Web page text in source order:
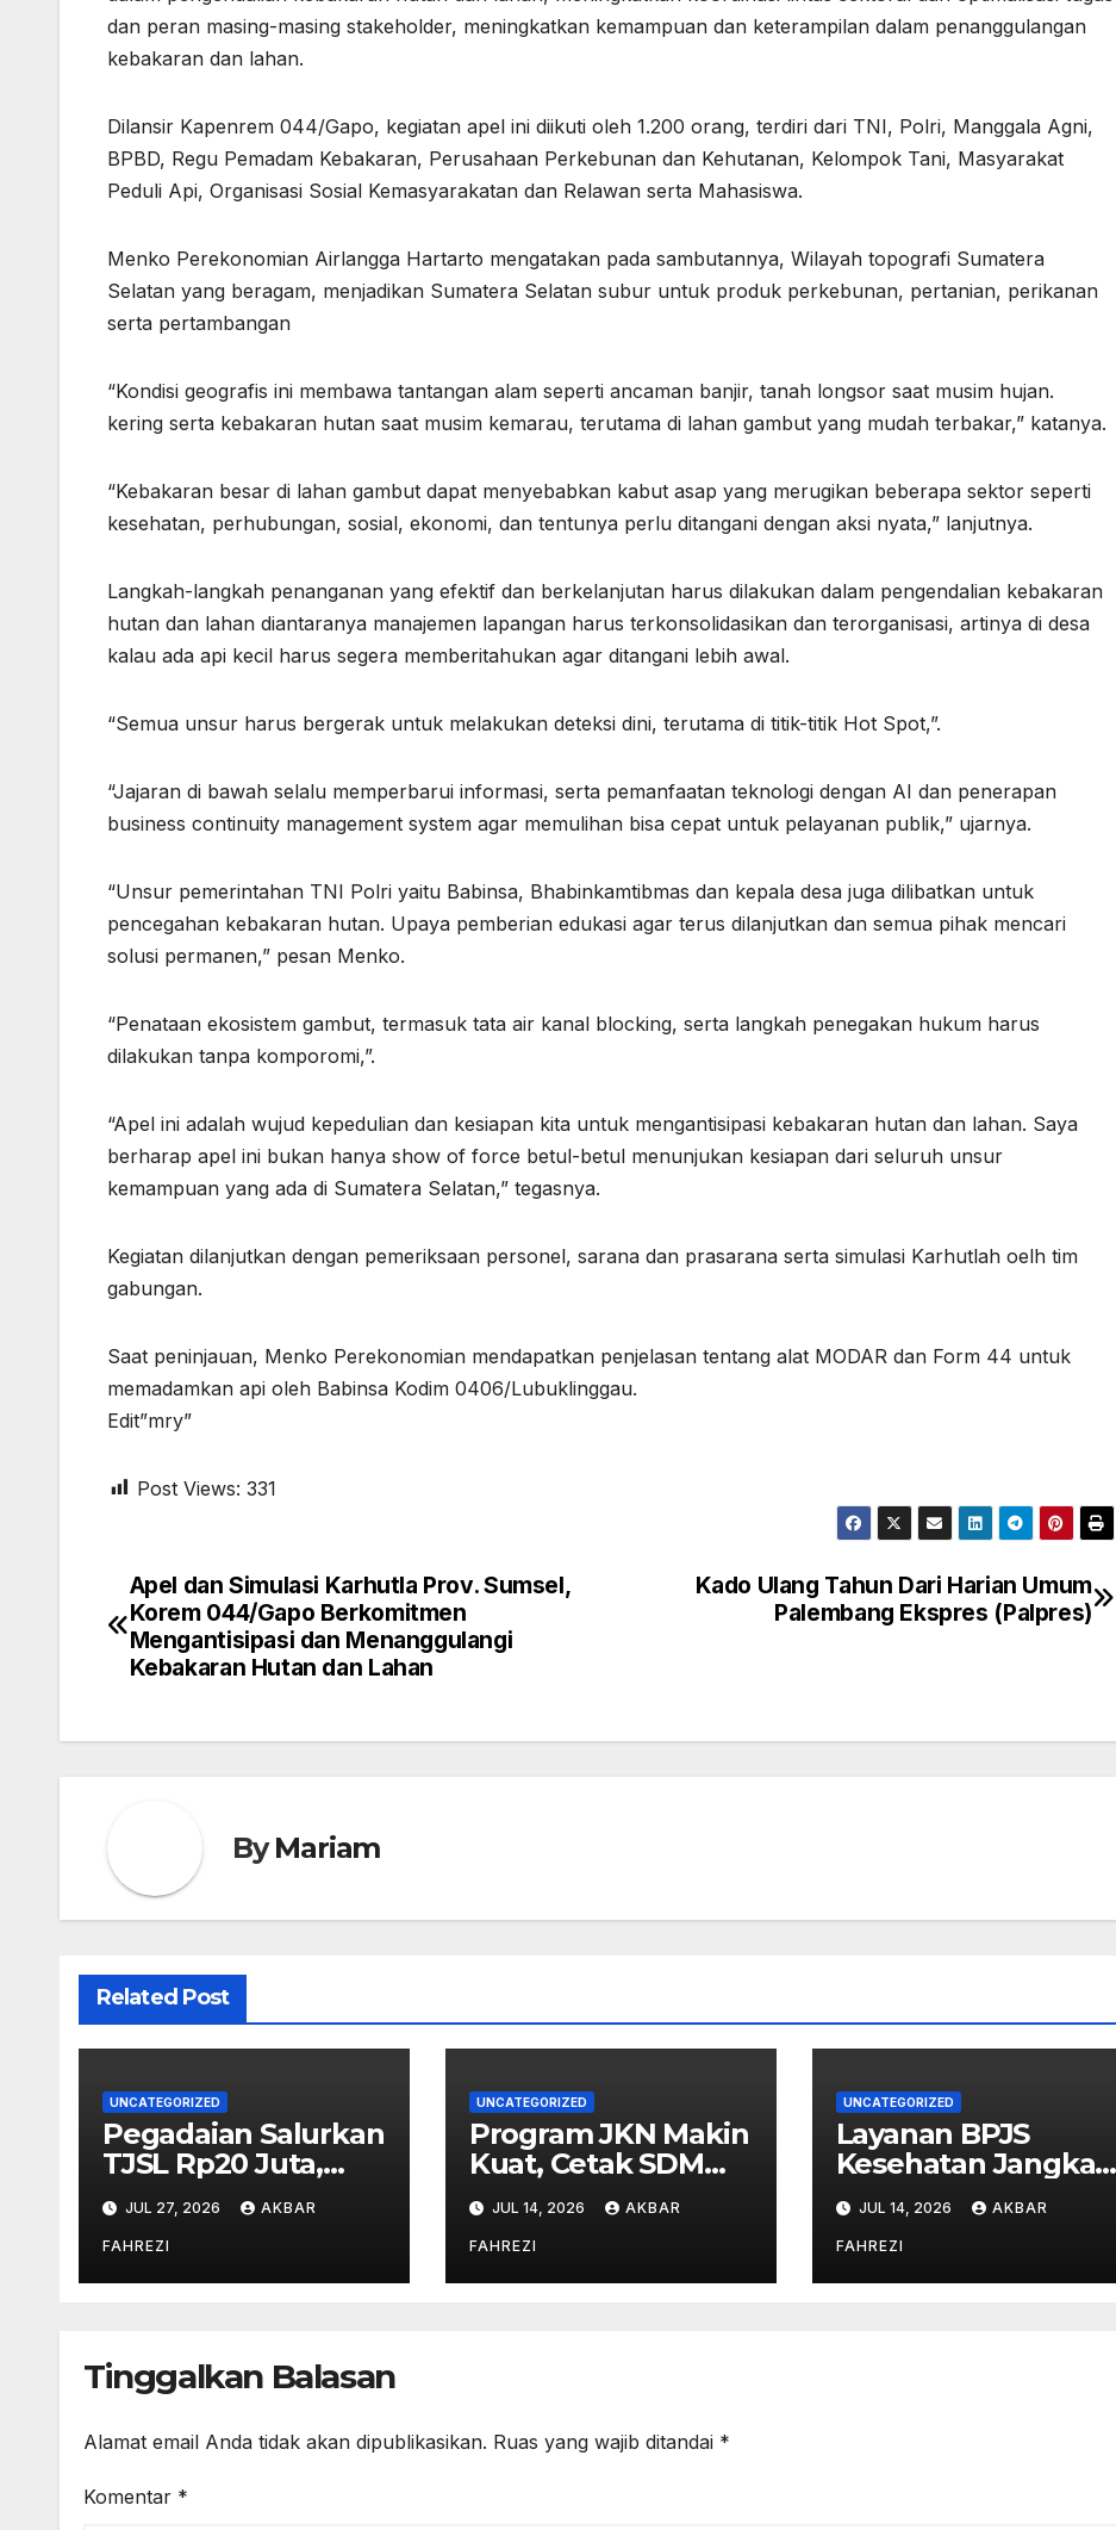
dan peran masing-masing stakeholder, meningkatkan kemampuan dan keterampilan dalam penanggulangan
kebakaran dan lahan.
Dilansir Kapenrem 044/Gapo, kegiatan apel ini diikuti oleh 1.200 orang, terdiri dari TNI, Polri, Manggala Agni,
BPBD, Regu Pemadam Kebakaran, Perusahaan Perkebunan dan Kehutanan, Kelompok Tani, Masyarakat
Peduli Api, Organisasi Sosial Kemasyarakatan dan Relawan serta Mahasiswa.
Menko Perekonomian Airlangga Hartarto mengatakan pada sambutannya, Wilayah topografi Sumatera
Selatan yang beragam, menjadikan Sumatera Selatan subur untuk produk perkebunan, pertanian, perikanan
serta pertambangan
“Kondisi geografis ini membawa tantangan alam seperti ancaman banjir, tanah longsor saat musim hujan.
kering serta kebakaran hutan saat musim kemarau, terutama di lahan gambut yang mudah terbakar,” katanya.
“Kebakaran besar di lahan gambut dapat menyebabkan kabut asap yang merugikan beberapa sektor seperti
kesehatan, perhubungan, sosial, ekonomi, dan tentunya perlu ditangani dengan aksi nyata,” lanjutnya.
Langkah-langkah penanganan yang efektif dan berkelanjutan harus dilakukan dalam pengendalian kebakaran
hutan dan lahan diantaranya manajemen lapangan harus terkonsolidasikan dan terorganisasi, artinya di desa
kalau ada api kecil harus segera memberitahukan agar ditangani lebih awal.
“Semua unsur harus bergerak untuk melakukan deteksi dini, terutama di titik-titik Hot Spot,”.
“Jajaran di bawah selalu memperbarui informasi, serta pemanfaatan teknologi dengan AI dan penerapan
business continuity management system agar memulihan bisa cepat untuk pelayanan publik,” ujarnya.
“Unsur pemerintahan TNI Polri yaitu Babinsa, Bhabinkamtibmas dan kepala desa juga dilibatkan untuk
pencegahan kebakaran hutan. Upaya pemberian edukasi agar terus dilanjutkan dan semua pihak mencari
solusi permanen,” pesan Menko.
“Penataan ekosistem gambut, termasuk tata air kanal blocking, serta langkah penegakan hukum harus
dilakukan tanpa komporomi,”.
“Apel ini adalah wujud kepedulian dan kesiapan kita untuk mengantisipasi kebakaran hutan dan lahan. Saya
berharap apel ini bukan hanya show of force betul-betul menunjukan kesiapan dari seluruh unsur
kemampuan yang ada di Sumatera Selatan,” tegasnya.
Kegiatan dilanjutkan dengan pemeriksaan personel, sarana dan prasarana serta simulasi Karhutlah oelh tim
gabungan.
Saat peninjauan, Menko Perekonomian mendapatkan penjelasan tentang alat MODAR dan Form 44 untuk
memadamkan api oleh Babinsa Kodim 0406/Lubuklinggau.
Edit”mry”
Post Views: 331
Navigasi
pos
Kado Ulang Tahun Dari Harian Umum
Palembang Ekspres (Palpres)
Apel dan Simulasi Karhutla Prov. Sumsel,
Korem 044/Gapo Berkomitmen
Mengantisipasi dan Menanggulangi
Kebakaran Hutan dan Lahan
ByMariam
Related Post
UNCATEGORIZED
Pegadaian Salurkan
TJSL Rp20 Juta,
Cetak Kader
Lingkungan dan
Bank Sampah
Percontohan di
JUL 27, 2026 AKBAR
FAHREZI
UNCATEGORIZED
Program JKN Makin
Kuat, Cetak SDM
Sehat untuk
Indonesia Hebat
JUL 14, 2026 AKBAR
FAHREZI
UNCATEGORIZED
Layanan BPJS
Kesehatan Jangkau
Penduduk Daerah
3TJUL 14, 2026 AKBAR
FAHREZI
Tinggalkan Balasan
Alamat email Anda tidak akan dipublikasikan. Ruas yang wajib ditandai *
Komentar *